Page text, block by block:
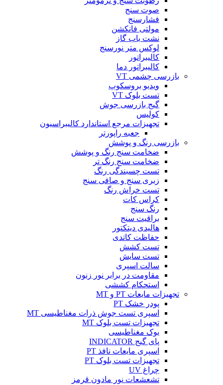
صوت سنج
فشارسنج
مولتی فانکشن
نشت یاب گاز
لوکس متر نورسنج
کالیبراتور
کالیبراتور دما
بازرسی چشمی VT
ویدیو بروسکوپ
تست بلوک VT
گیج بازرسی جوش
کولیس
تجهیزات مرجع استاندارد کالیبراسیون
جعبه راپورتر
بازرسی رنگ و پوشش
ضخامت سنج رنگ و پوشش
ضخامت سنج رنگ تر
تست چسبندگی رنگ
زبری سنج و صافی سنج
تست خراش رنگ
کراس کات
رنگ سنج
براقیت سنج
هالیدی دیتکتور
حفاظت کاتدی
تست کشش
تست سایش
سالت اسپری
مقاومت در برابر نور زنون
استحکام کششی
تجهیزات مایعات PT و MT
پودر خشک PT
اسپری تست جوش ذرات مغناطیسی MT
تجهیزات تست بلوک MT
یوک مغناطیسی
پای گیج INDICATOR
اسپری مایعات نافذ PT
تجهیزات تست بلوک PT
چراغ UV
تشعشعات نور مادون قرمز